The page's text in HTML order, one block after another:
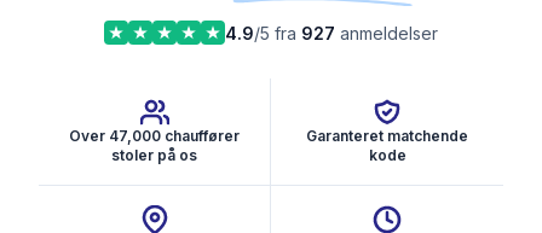
4.9/5 fra 927 anmeldelser
Over 47,000 chauffører
stoler på os
Garanteret matchende
kode